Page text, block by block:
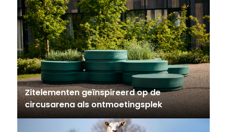
Zitelementen geïnspireerd op de
circusarena als ontmoetingsplek